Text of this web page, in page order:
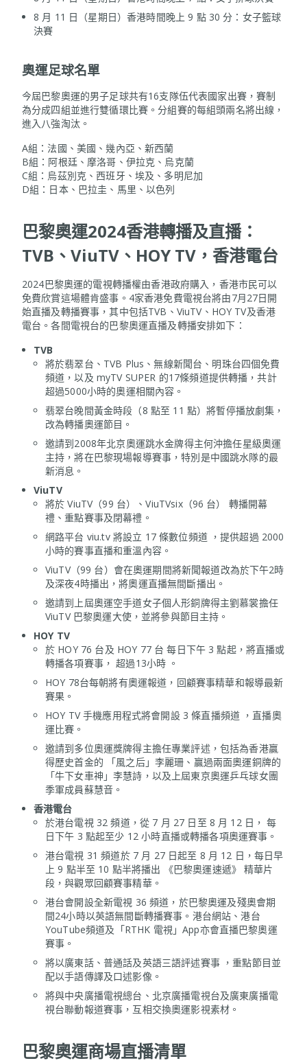
8 月 11 日（星期日）香港時間晚上 9 點 30 分：女子籃球
決賽
奧運足球名單
今屆巴黎奧運的男子足球共有16支隊伍代表國家出賽，賽制
為分成四組並進行雙循環比賽。分組賽的每組頭兩名將出線，
進入八強淘汰。
A組：法國、美國、幾內亞、新西蘭
B組：阿根廷、摩洛哥、伊拉克、烏克蘭
C組：烏茲別克、西班牙、埃及、多明尼加
D組：日本、巴拉圭、馬里、以色列
巴黎奧運2024香港轉播及直播：
TVB 、 ViuTV 、 HOY TV ， 香港電台
2024巴黎奧運的電視轉播權由香港政府購入，香港市民可以
免費欣賞這場體肯盛事。4家香港免費電視台將由7月27日開
始直播及轉播賽事，其中包括TVB、ViuTV、HOY TV及香港
電台。各間電視台的巴黎奧運直播及轉播安排如下：
TVB
將於翡翠台、TVB Plus、無線新聞台、明珠台四個免費
頻道，以及 myTV SUPER 的17條頻道提供轉播，共計
超過5000小時的奧運相關內容。
翡翠台晚間黃金時段（8 點至 11 點）將暫停播放劇集，
改為轉播奧運節目。
邀請到2008年北京奧運跳水金牌得主何沖擔任星級奧運
主持，將在巴黎現場報導賽事，特別是中國跳水隊的最
新消息。
ViuTV
將於 ViuTV（99 台）、ViuTVsix（96 台） 轉播開幕
禮、重點賽事及閉幕禮。
網路平台 viu.tv 將設立 17 條數位頻道 ，提供超過 2000
小時的賽事直播和重溫內容。
ViuTV（99 台）會在奧運期間將新聞報道改為於下午2時
及深夜4時播出，將奧運直播無間斷播出。
邀請到上屆奧運空手道女子個人形銅牌得主劉慕裳擔任
ViuTV 巴黎奧運大使，並將參與節目主持。
HOY TV
於 HOY 76 台及 HOY 77 台 每日下午 3 點起，將直播或
轉播各項賽事， 超過13小時 。
HOY 78台每朝將有奧運報道，回顧賽事精華和報導最新
賽果。
HOY TV 手機應用程式將會開設 3 條直播頻道 ，直播奧
運比賽。
邀請到多位奧運獎牌得主擔任專業評述，包括為香港贏
得歷史首金的 「風之后」李麗珊、贏過兩面奧運銅牌的
「牛下女車神」李慧詩，以及上屆東京奧運乒乓球女團
季軍成員蘇慧音。
香港電台
於港台電視 32 頻道，從 7 月 27 日至 8 月 12 日， 每
日下午 3 點起至少 12 小時直播或轉播各項奧運賽事。
港台電視 31 頻道於 7 月 27 日起至 8 月 12 日，每日早
上 9 點半至 10 點半將播出 《巴黎奧運速遞》 精華片
段，與觀眾回顧賽事精華。
港台會開設全新電視 36 頻道，於巴黎奧運及殘奧會期
間24小時以英語無間斷轉播賽事。港台網站、港台
YouTube頻道及「RTHK 電視」App亦會直播巴黎奧運
賽事。
將以廣東話、普通話及英語三語評述賽事 ，重點節目並
配以手語傳譯及口述影像。
將與中央廣播電視總台、北京廣播電視台及廣東廣播電
視台聯動報道賽事，互相交換奧運影視素材。
巴黎奧運商場直播清單